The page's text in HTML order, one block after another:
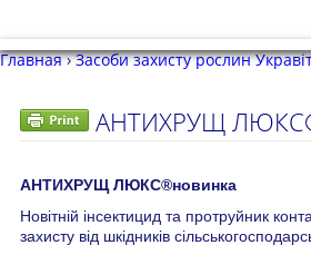
Главная › Засоби захисту рослин
АНТИХРУЩ
АНТИХРУЩ ЛЮКС®новинка
Новітній інсектицид та протруйник
захисту від шкідників